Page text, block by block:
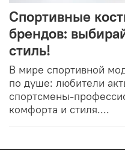
Спортивные
брендов:
стиль!
В мире спортивной
по душе: любители
спортсмены-
комфорта и стиля....